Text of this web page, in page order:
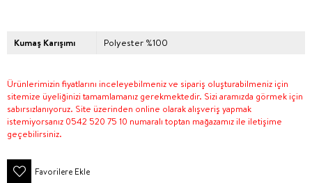
Kumaş Karışımı Polyester %100
Ürünlerimizin fiyatlarını inceleyebilmeniz ve sipariş oluşturabilmeniz için
sitemize üyeliğinizi tamamlamanız gerekmektedir. Sizi aramızda görmek için
sabırsızlanıyoruz. Site üzerinden online olarak alışveriş yapmak
istemiyorsanız 0542 520 75 10 numaralı toptan mağazamız ile iletişime
geçebilirsiniz.
Favorilere Ekle